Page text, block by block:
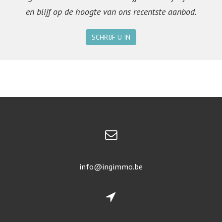
en blijf op de hoogte van ons recentste aanbod.
SCHRIJF U IN
info@ingimmo.be